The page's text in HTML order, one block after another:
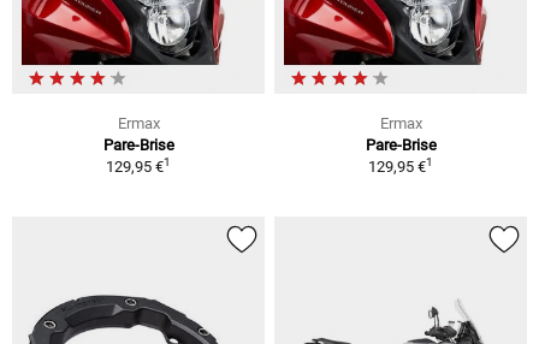
Ermax
Pare-Brise
129,95 €1
Ermax
Pare-Brise
129,95 €1